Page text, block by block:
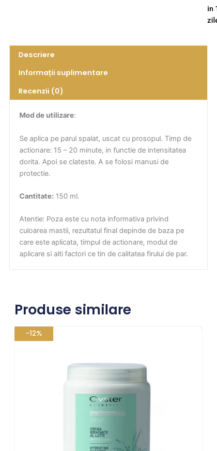
in
Descriere
Informații suplimentare
Recenzii (0)
Mod de utilizare:
Se aplica pe parul spalat, uscat cu prosopul. Timp de
actionare: 15 – 20 minute, in functie de intensitatea
dorita. Apoi se clateste. A se folosi manusi de
protectie.
Cantitate: 150 ml.
Atentie: Poza este cu nota informativa privind
culoarea mastii, rezultatul final depinde de baza pe
care este aplicata, timpul de actionare, modul de
aplicare si alti factori ce tin de calitatea firului de par.
Produse similare
-12%
inițial
80,08 lei.